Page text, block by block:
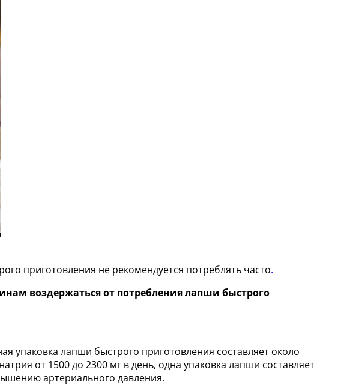
приготовления не рекомендуется потреблять часто.
воздержаться от потребления лапши быстрого
упаковка лапши быстрого приготовления составляет около
от 1500 до 2300 мг в день, одна упаковка лапши составляет
артериального давления.